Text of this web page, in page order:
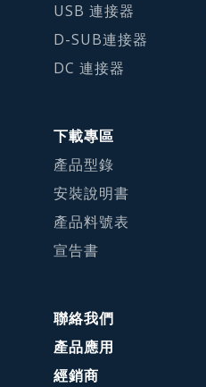
USB 連接器
D-SUB連接器
DC 連接器
下載專區
產品型錄
安裝說明書
產品料號表
宣告書
聯絡我們
產品應用
經銷商